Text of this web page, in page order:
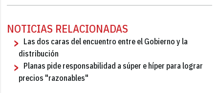
NOTICIAS RELACIONADAS
Las dos caras del encuentro entre el Gobierno y la
distribución
Planas pide responsabilidad a súper e híper para lograr
precios "razonables"